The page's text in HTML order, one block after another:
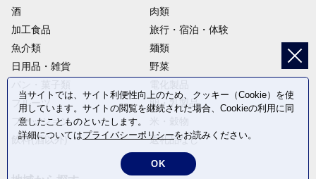
酒
肉類
加工食品
旅行・宿泊・体験
魚介類
麺類
日用品・雑貨
野菜
フルーツ
卵・乳製品
ファッション
飲料(酒以外)
返礼品なし
当サイトでは、サイト利便性向上のため、クッキー（Cookie）を使
用しています。サイトの閲覧を継続された場合、Cookieの利用に同
意したことものといたします。
詳細についてはプライバシーポリシーをお読みください。
OK